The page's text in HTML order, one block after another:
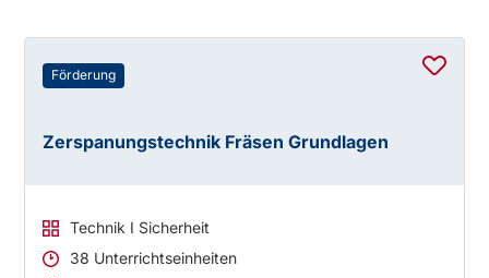
Förderung
Zerspanungstechnik Fräsen Grundlagen
Technik I Sicherheit
38 Unterrichtseinheiten